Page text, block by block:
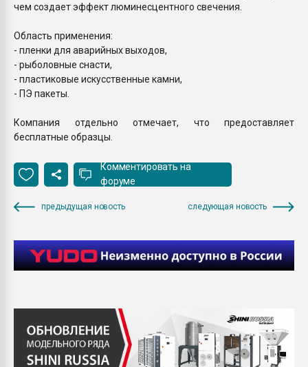
чем создает эффект люминесцентного свечения.
Область применения:
- пленки для аварийных выходов,
- рыболовные снасти,
- пластиковые искусственные камни,
- ПЭ пакеты.
Компания отдельно отмечает, что предоставляет
бесплатные образцы.
Комментировать на
форуме
предыдущая новость следующая новость